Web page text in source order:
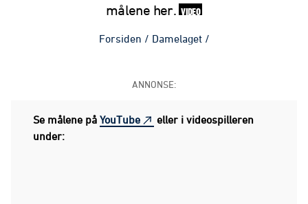
målene her. VIDEO
Forsiden / Damelaget /
ANNONSE:
Se målene på YouTube
eller i videospilleren
under: